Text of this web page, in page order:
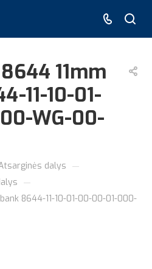
11mm
11-10-01-
WG-00-
dalys —
—
8644-11-10-01-00-00-01-000-